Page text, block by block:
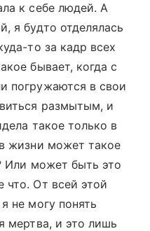
к себе людей. А
я будто отделялась
то за кадр всех
бывает, когда с
погружаются в свои
размытым, и
такое только в
жизни может такое
Или может быть это
что. От всей этой
не могу понять
мертва, и это лишь